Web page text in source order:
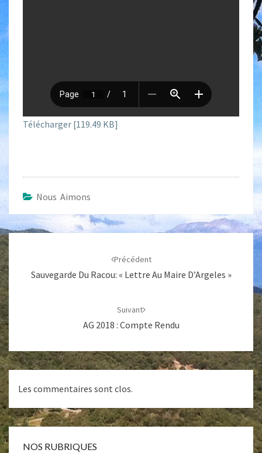
Télécharger [119.49 KB]
Nous Aimons
Navigation
d'article
Précédent
Sauvegarde Du Racou: « Lettre Au Maire D’Argeles »
Suivant
AG 2018 : Compte Rendu
Les commentaires sont clos.
NOS RUBRIQUES